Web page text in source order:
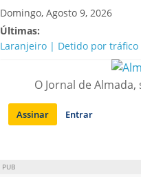
Saltar
para
conteúdo
Domingo, Agosto 9, 2026
Últimas:
Laranjeiro | Detido por
A “crise” da água em
Costa da Caparica | Polícia
irregularidades em
APA diz que falta de água
O Jornal de
Assinar Entrar
PUB